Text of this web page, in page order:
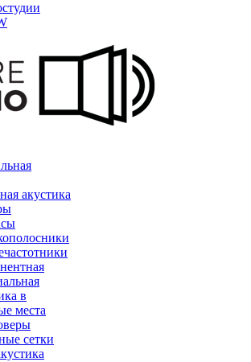
акустика
в
места
сетки